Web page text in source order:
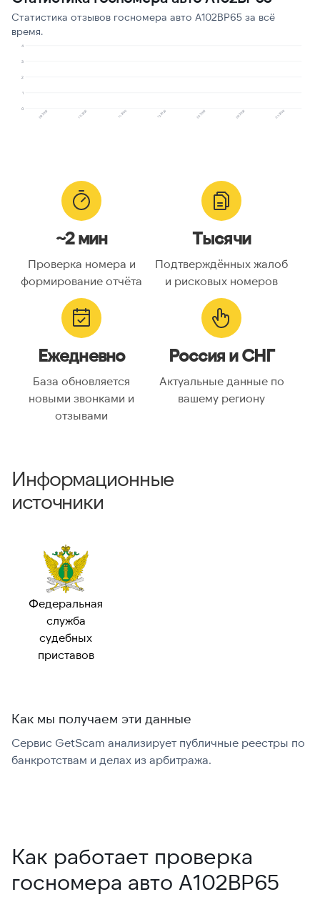
Статистика отзывов госномера авто А102ВР65 за всё
время.
0
1
2
3
4
08.2025 10.2025 11.2025 12.2025 02.2026 06.2026 07.2026
~2 мин
Проверка номера и
формирование отчёта
Тысячи
Подтверждённых жалоб
и рисковых номеров
Ежедневно
База обновляется
новыми звонками и
отзывами
Россия и СНГ
Актуальные данные по
вашему региону
Информационные
источники
Федеральная
служба
судебных
приставов
Как мы получаем эти данные
Сервис GetScam анализирует публичные реестры по
банкротствам и делах из арбитража.
Как работает проверка
госномера авто А102ВР65